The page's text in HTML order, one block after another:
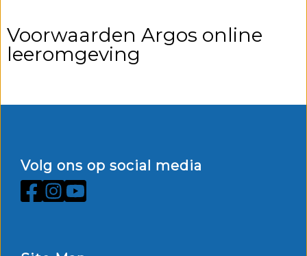
Voorwaarden Argos online
leeromgeving
Volg ons op social media